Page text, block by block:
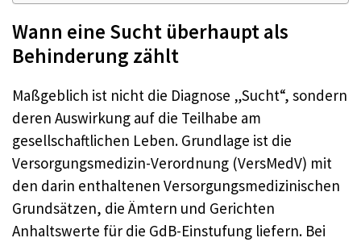
Wann eine Sucht überhaupt als
Behinderung zählt
Maßgeblich ist nicht die Diagnose „Sucht“, sondern
deren Auswirkung auf die Teilhabe am
gesellschaftlichen Leben. Grundlage ist die
Versorgungsmedizin-Verordnung (VersMedV) mit
den darin enthaltenen Versorgungsmedizinischen
Grundsätzen, die Ämtern und Gerichten
Anhaltswerte für die GdB-Einstufung liefern. Bei